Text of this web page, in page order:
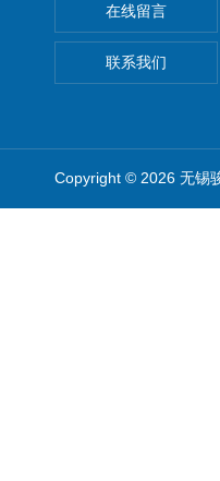
在线留言
联系我们
Copyright © 2026 无锡